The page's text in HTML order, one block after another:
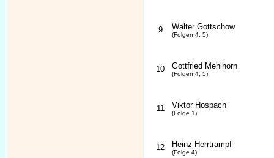
9 Walter Gottschow
(Folgen 4, 5)
10 Gottfried Mehlhorn
(Folgen 4, 5)
11 Viktor Hospach
(Folge 1)
12 Heinz Herrtrampf
(Folge 4)